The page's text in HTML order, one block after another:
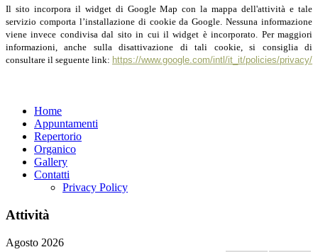
Il sito incorpora il widget di Google Map con la mappa dell'attività e tale
servizio comporta l’installazione di cookie da Google. Nessuna informazione
viene invece condivisa dal sito in cui il widget è incorporato. Per maggiori
informazioni, anche sulla disattivazione di tali cookie, si consiglia di
consultare il seguente link: https://www.google.com/intl/it_it/policies/privacy/
Home
Appuntamenti
Repertorio
Organico
Gallery
Contatti
Privacy Policy
Attività
Agosto 2026